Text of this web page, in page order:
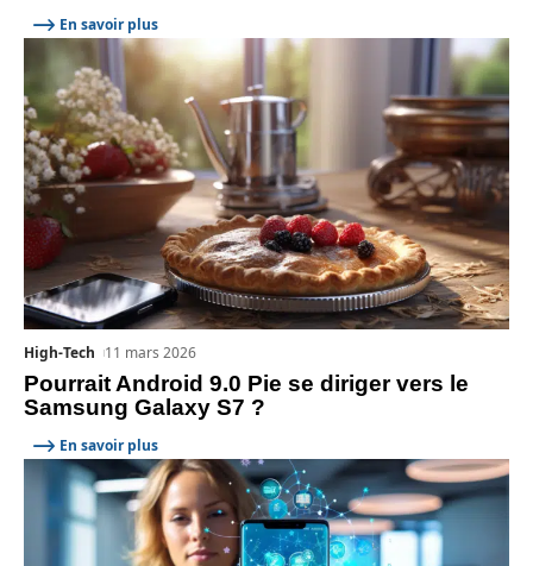
En savoir plus
Pourrait Android 9.0 Pie se diriger vers le
Samsung Galaxy S7 ?
High-Tech 11 mars 2026
En savoir plus